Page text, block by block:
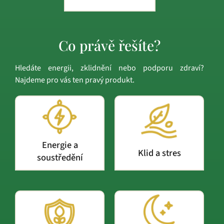
Co právě řešíte?
Hledáte energii, zklidnění nebo podporu zdraví?
Najdeme pro vás ten pravý produkt.
Energie a
soustředění
Klid a stres